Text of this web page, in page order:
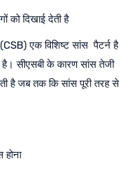
को दिखाई देती है
एक विशिष्ट सांस पैटर्न है
सीएसबी के कारण सांस तेजी
है जब तक कि सांस पूरी तरह से